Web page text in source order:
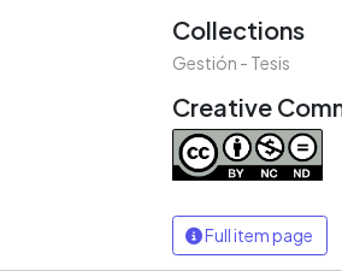
Collections
Gestión - Tesis
Creative
Full item page